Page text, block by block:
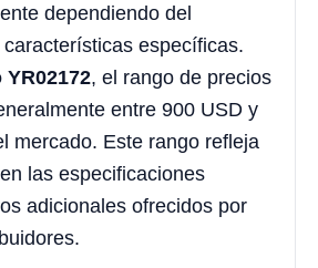
dependiendo del
específicas.
YR02172, el rango de precios
entre 900 USD y
mercado. Este rango refleja
las especificaciones
adicionales ofrecidos por